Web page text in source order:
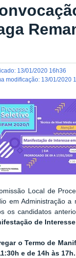
: 13/01/2020 16h36
modificação: 13/01/2020
Local de
em Administração
os candidatos
de
o Termo de
e de 14h às 17h.